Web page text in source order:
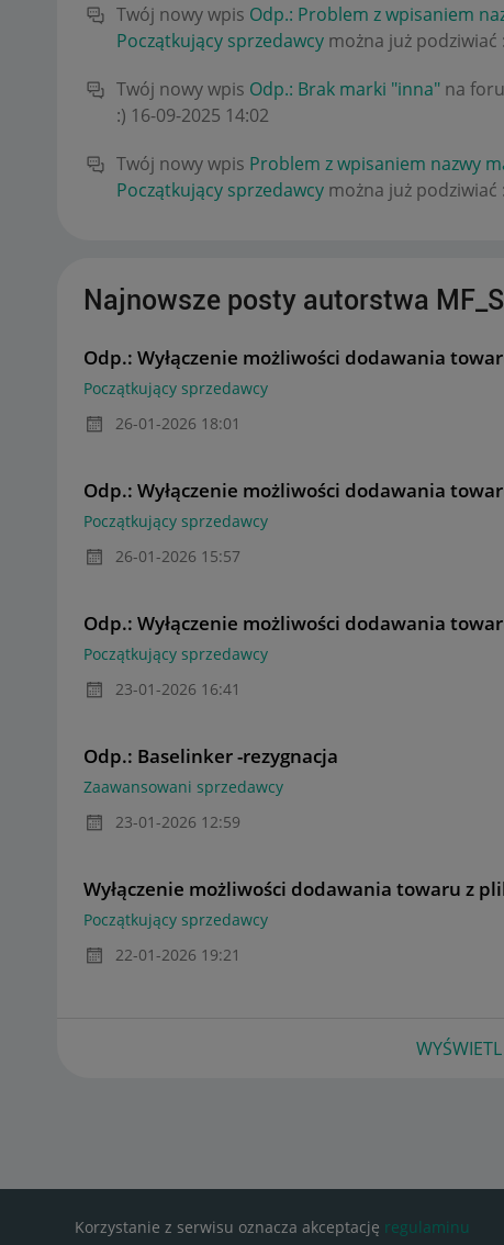
Twój nowy wpis Odp.: Problem z wpisaniem
Początkujący sprzedawcy można już podziwiać
Twój nowy wpis Odp.: Brak marki "inna" na
:) ‎16-09-2025 14:02
Twój nowy wpis Problem z wpisaniem nazwy
Początkujący sprzedawcy można już podziwiać
Najnowsze posty autorstwa
Odp.: Wyłączenie możliwości dodawania
Początkujący sprzedawcy
‎26-01-2026 18:01
Odp.: Wyłączenie możliwości dodawania
Początkujący sprzedawcy
‎26-01-2026 15:57
Odp.: Wyłączenie możliwości dodawania
Początkujący sprzedawcy
‎23-01-2026 16:41
Odp.: Baselinker -rezygnacja
Zaawansowani sprzedawcy
‎23-01-2026 12:59
Wyłączenie możliwości dodawania towaru z
Początkujący sprzedawcy
‎22-01-2026 19:21
Korzystanie z serwisu oznacza akceptację regulaminu